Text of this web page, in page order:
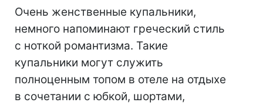
Очень женственные купальники,
немного напоминают греческий стиль
с ноткой романтизма. Такие
купальники могут служить
полноценным топом в отеле на отдыхе
в сочетании с юбкой, шортами,